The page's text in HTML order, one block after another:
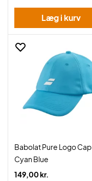
Læg i kurv
Babolat Pure Logo Cap
Cyan Blue
149,00 kr.